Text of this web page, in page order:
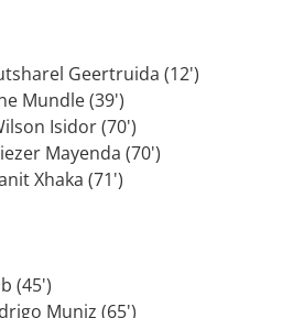
Geertruida (12')
Mundle (39')
Isidor (70')
Mayenda (70')
Xhaka (71')
(45')
Muniz (65')